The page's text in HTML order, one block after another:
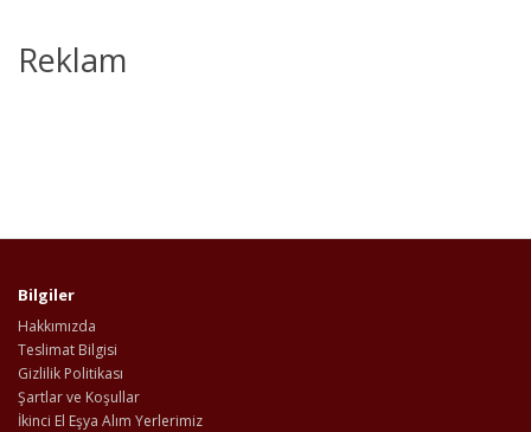
Reklam
Bilgiler
Hakkımızda
Teslimat Bilgisi
Gizlilik Politikası
Şartlar ve Koşullar
İkinci El Eşya Alım Yerlerimiz